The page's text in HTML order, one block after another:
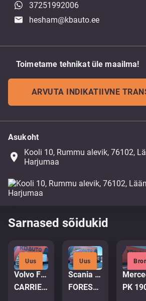
37251992006
hesham@kbauto.ee
Toimetame tehnikat üle maailma!
ARVUTA INDIKATIIVNE
Asukoht
place
Kooli 10, Rummu alevik, 76102,
Harjumaa
Sarnased sõidukid
Uus
Volvo FM410 6x2*4
CARRIER SUPRA 950 MT / 2 ZONE FRIDGE
Uus
Scania R 490 8x4 + Släpet Smemax 2 axle
FOREST MACHINE TRANSPORT TRUCK